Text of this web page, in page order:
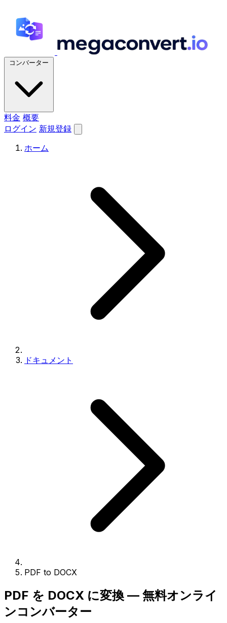
コンバーター
料金 概要
ログイン 新規登録
ホーム
ドキュメント
PDF to DOCX
PDF を DOCX に変換 — 無料オンライ
ンコンバーター